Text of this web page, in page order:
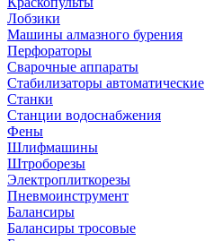
Лобзики
Машины алмазного бурения
Перфораторы
Сварочные аппараты
Стабилизаторы автоматические
Станки
Станции водоснабжения
Фены
Шлифмашины
Штроборезы
Электроплиткорезы
Пневмоинструмент
Балансиры
Балансиры тросовые